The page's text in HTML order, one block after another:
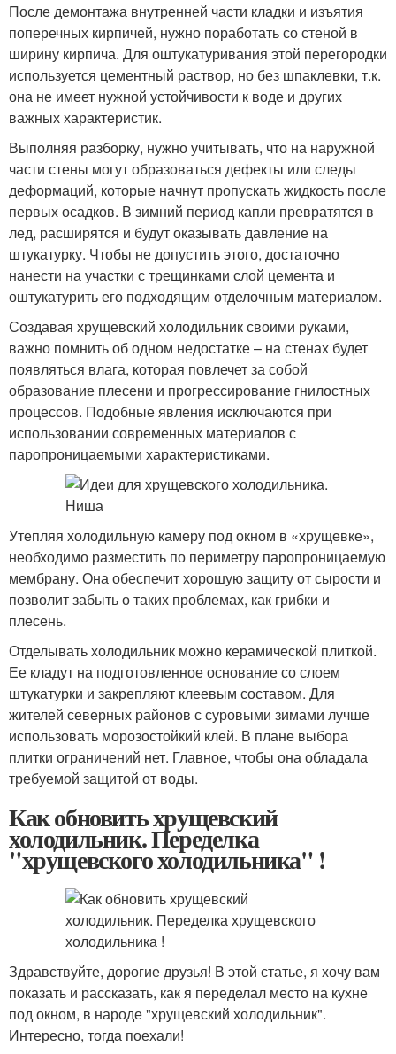
После демонтажа внутренней части кладки и изъятия
поперечных кирпичей, нужно поработать со стеной в
ширину кирпича. Для оштукатуривания этой перегородки
используется цементный раствор, но без шпаклевки, т.к.
она не имеет нужной устойчивости к воде и других
важных характеристик.
Выполняя разборку, нужно учитывать, что на наружной
части стены могут образоваться дефекты или следы
деформаций, которые начнут пропускать жидкость после
первых осадков. В зимний период капли превратятся в
лед, расширятся и будут оказывать давление на
штукатурку. Чтобы не допустить этого, достаточно
нанести на участки с трещинками слой цемента и
оштукатурить его подходящим отделочным материалом.
Создавая хрущевский холодильник своими руками,
важно помнить об одном недостатке – на стенах будет
появляться влага, которая повлечет за собой
образование плесени и прогрессирование гнилостных
процессов. Подобные явления исключаются при
использовании современных материалов с
паропроницаемыми характеристиками.
Утепляя холодильную камеру под окном в «хрущевке»,
необходимо разместить по периметру паропроницаемую
мембрану. Она обеспечит хорошую защиту от сырости и
позволит забыть о таких проблемах, как грибки и
плесень.
Отделывать холодильник можно керамической плиткой.
Ее кладут на подготовленное основание со слоем
штукатурки и закрепляют клеевым составом. Для
жителей северных районов с суровыми зимами лучше
использовать морозостойкий клей. В плане выбора
плитки ограничений нет. Главное, чтобы она обладала
требуемой защитой от воды.
Как обновить хрущевский
холодильник. Переделка
"хрущевского холодильника" !
Здравствуйте, дорогие друзья! В этой статье, я хочу вам
показать и рассказать, как я переделал место на кухне
под окном, в народе "хрущевский холодильник".
Интересно, тогда поехали!